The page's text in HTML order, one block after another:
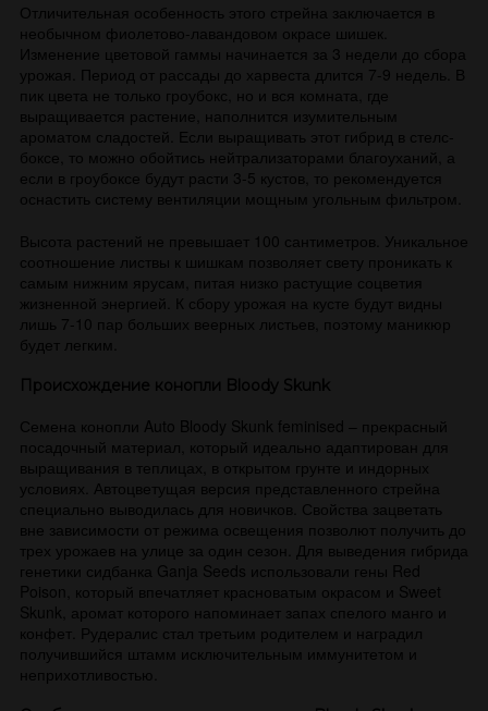
Отличительная особенность этого стрейна заключается в
необычном фиолетово-лавандовом окрасе шишек.
Изменение цветовой гаммы начинается за 3 недели до сбора
урожая. Период от рассады до харвеста длится 7-9 недель. В
пик цвета не только гроубокс, но и вся комната, где
выращивается растение, наполнится изумительным
ароматом сладостей. Если выращивать этот гибрид в стелс-
боксе, то можно обойтись нейтрализаторами благоуханий, а
если в гроубоксе будут расти 3-5 кустов, то рекомендуется
оснастить систему вентиляции мощным угольным фильтром.
Высота растений не превышает 100 сантиметров. Уникальное
соотношение листвы к шишкам позволяет свету проникать к
самым нижним ярусам, питая низко растущие соцветия
жизненной энергией. К сбору урожая на кусте будут видны
лишь 7-10 пар больших веерных листьев, поэтому маникюр
будет легким.
Происхождение конопли Bloody Skunk
Семена конопли Auto Bloody Skunk feminised – прекрасный
посадочный материал, который идеально адаптирован для
выращивания в теплицах, в открытом грунте и индорных
условиях. Автоцветущая версия представленного стрейна
специально выводилась для новичков. Свойства зацветать
вне зависимости от режима освещения позволют получить до
трех урожаев на улице за один сезон. Для выведения гибрида
генетики сидбанка Ganja Seeds использовали гены Red
Poison, который впечатляет красноватым окрасом и Sweet
Skunk, аромат которого напоминает запах спелого манго и
конфет. Рудералис стал третьим родителем и наградил
получившийся штамм исключительным иммунитетом и
неприхотливостью.